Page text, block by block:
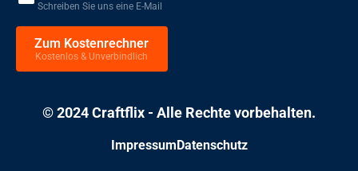
Schreiben Sie uns eine E-Mail
Zum Kostenrechner
Kostenlos & Unverbindlich
© 2024 Craftflix - Alle Rechte vorbehalten.
ImpressumDatenschutz